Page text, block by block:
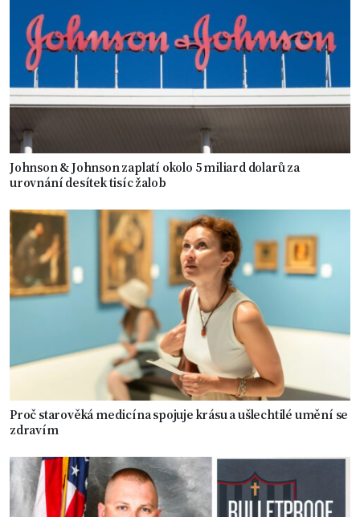
Johnson & Johnson zaplatí okolo 5 miliard dolarů za
urovnání desítek tisíc žalob
Proč starověká medicína spojuje krásu a ušlechtilé umění se
zdravím